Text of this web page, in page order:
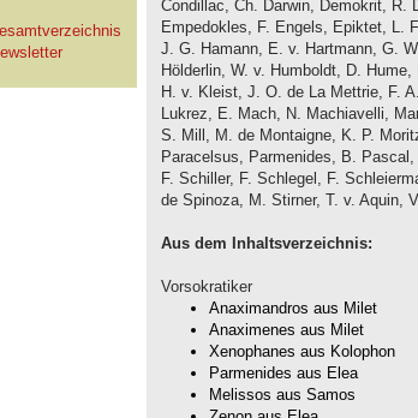
Condillac, Ch. Darwin, Demokrit, R.
Empedokles, F. Engels, Epiktet, L.
J. G. Hamann, E. v. Hartmann, G.
Hölderlin, W. v. Humboldt, D.
H. v. Kleist, J. O. de La Mettrie, F.
Lukrez, E. Mach, N. Machiavelli,
S. Mill, M. de Montaigne, K. P.
Paracelsus, Parmenides, B.
F. Schiller, F. Schlegel, F.
de Spinoza, M. Stirner, T. v. Aquin,
Aus dem Inhaltsverzeichnis:
Vorsokratiker
Anaximandros aus Milet
Anaximenes aus Milet
Xenophanes aus Kolophon
Parmenides aus Elea
Melissos aus Samos